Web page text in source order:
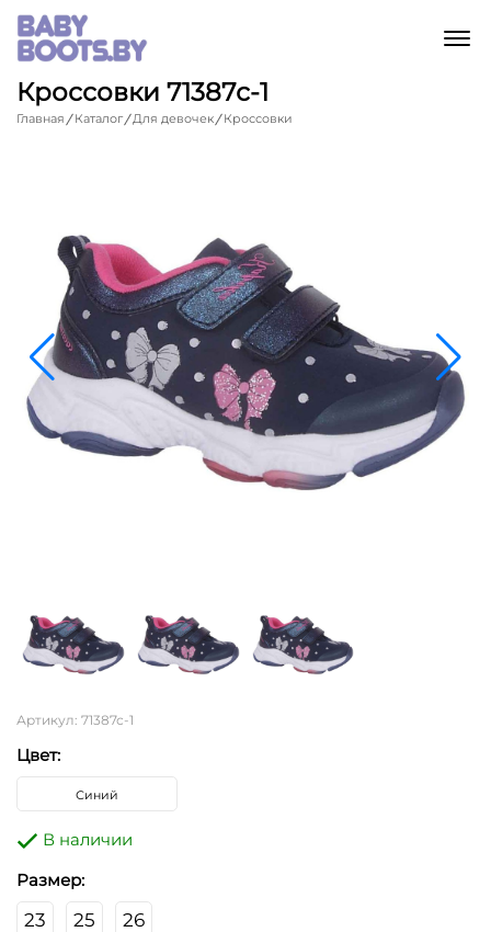
Кроссовки 71387с-1
Главная Каталог Для девочек Кроссовки
Артикул: 71387с-1
Цвет:
Синий
В наличии
Размер:
23 25 26